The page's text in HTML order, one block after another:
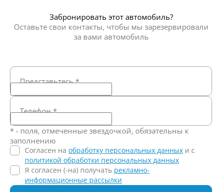
Забронировать этот автомобиль?
Оставьте свои контакты, чтобы мы зарезервировали
за вами автомобиль
Представьтесь*
Телефон*
* - поля, отмеченные звездочкой, обязательны к
заполнению
Согласен на обработку персональных данных и c
политикой обработки персональных данных
Я согласен (-на) получать рекламно-
информационные рассылки